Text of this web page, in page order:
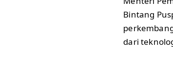
Bintang
dari